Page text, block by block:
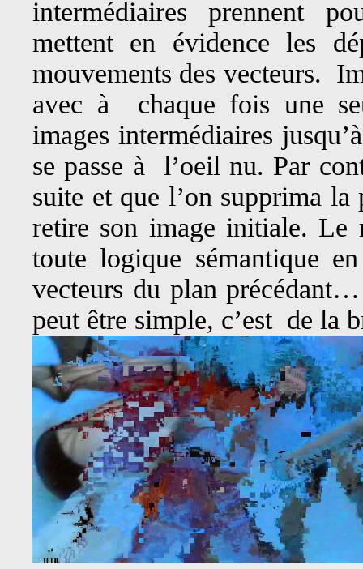
intermédiaires prennent
mettent en évidence les
mouvements des vecteurs.
avec à chaque fois une
images intermédiaires
se passe à l’oeil nu. Par
suite et que l’on supprima
retire son image initiale. Le
toute logique sémantique
vecteurs du plan
peut être simple, c’est de la